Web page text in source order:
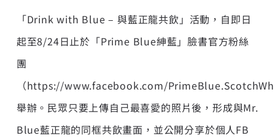
「Drink with Blue – 與藍正龍共飲」活動，自即日
起至8/24日止於「Prime Blue紳藍」臉書官方粉絲
團
（https://www.facebook.com/
舉辦。民眾只要上傳自己最喜愛的照片後，形成與Mr.
Blue藍正龍的同框共飲畫面，並公開分享於個人FB